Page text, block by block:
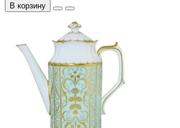
В корзину